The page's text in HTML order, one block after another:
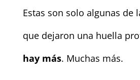
Estas son solo algunas de
que dejaron una huella
hay más. Muchas más.